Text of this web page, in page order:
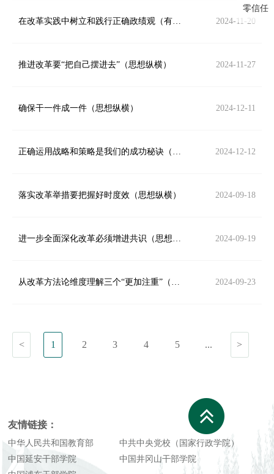
零信任
在改革实践中树立和践行正确政绩观（有的放矢） 2024-11-20
推进改革要“把自己摆进去”（思想纵横） 2024-11-27
确保干一件成一件（思想纵横） 2024-12-11
正确运用战略和策略是我们的成功秘诀（思想纵横） 2024-12-12
落实改革举措要把握好时度效（思想纵横） 2024-09-18
进一步全面深化改革必须增进共识（思想纵横） 2024-09-19
从改革方法论维度理解三个“更加注重”（学术圆桌） 2024-09-23
< 1 2 3 4 5 ... >
友情链接：
中华人民共和国教育部
中共中央党校（国家行政学院）
中国延安干部学院
中国井冈山干部学院